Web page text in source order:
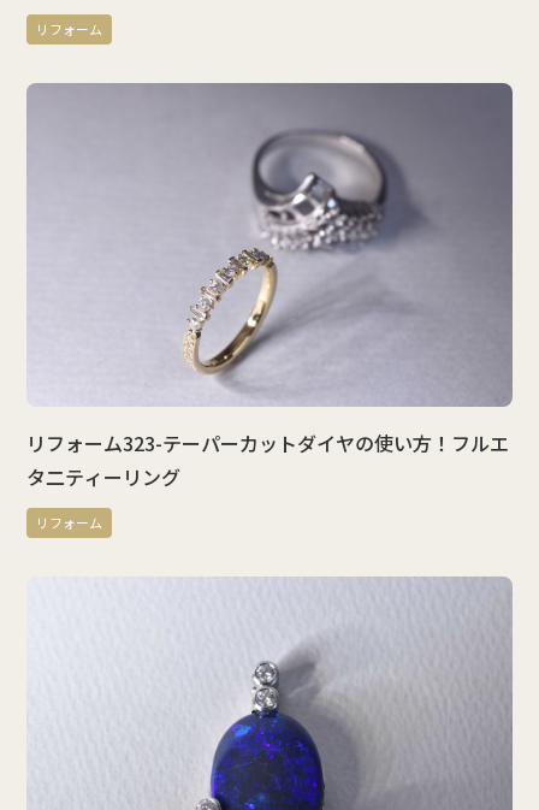
リフォーム
リフォーム323-テーパーカットダイヤの使い方！フルエ
タ二ティーリング
リフォーム